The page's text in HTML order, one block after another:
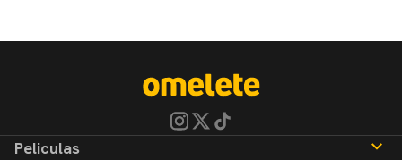
Peliculas